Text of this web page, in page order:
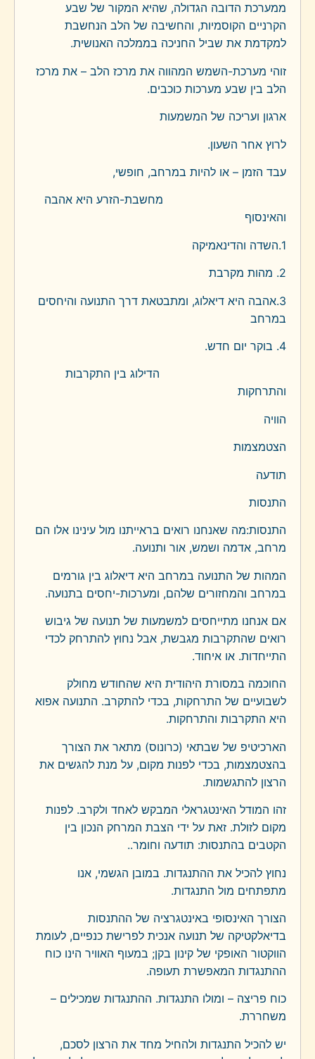
ממערכת הדובה הגדולה, שהיא המקור של שבע
הקרניים הקוסמיות, והחשיבה של הלב הנחשבת
למקדמת את שביל החניכה בממלכה האנושית.
זוהי מערכת-השמש המהווה את מרכז הלב – את מרכז
הלב בין שבע מערכות כוכבים.
ארגון ועריכה של המשמעות
לרוץ אחר השעון.
עבד הזמן – או להיות במרחב, חופשי,
מחשבת-הזרע היא אהבה
והאינסוף
1.השדה והדינאמיקה
2. מהות מקרבת
3.אהבה היא דיאלוג, ומתבטאת דרך התנועה והיחסים
במרחב
4. בוקר יום חדש.
הדילוג בין התקרבות
והתרחקות
הוויה
הצטמצמות
תודעה
התנסות
התנסות:מה שאנחנו רואים בראייתנו מול עינינו אלו הם
מרחב, אדמה ושמש, אור ותנועה.
המהות של התנועה במרחב היא דיאלוג בין גורמים
במרחב והמחזורים שלהם, ומערכות-יחסים בתנועה.
אם אנחנו מתייחסים למשמעות של תנועה של גיבוש
רואים שהתקרבות מגבשת, אבל נחוץ להתרחק לכדי
התייחדות. או איחוד.
החוכמה במסורת היהודית היא שהחודש מחולק
לשבועיים של התרחקות, בכדי להתקרב. התנועה אפוא
היא התקרבות והתרחקות.
הארכיטיפ של שבתאי (כרונוס) מתאר את הצורך
בהצטמצמות, בכדי לפנות מקום, על מנת להגשים את
הרצון להתגשמות.
זהו המודל האינטגראלי המבקש לאחד ולקרב. לפנות
מקום לזולת. זאת על ידי הצבת המרחק הנכון בין
הקטבים בהתנסות: תודעה וחומר..
נחוץ להכיל את ההתנגדות. במובן הגשמי, אנו
מתפתחים מול התנגדות.
הצורך האינסופי באינטגרציה של ההתנסות
בדיאלקטיקה של תנועה אנכית לפרישת כנפיים, לעומת
הווקטור האופקי של קינון בקן; במעוף האוויר הינו כוח
ההתנגדות המאפשרת תעופה.
כוח פריצה – ומולו התנגדות. ההתנגדות שמכילים –
משחררת.
יש להכיל התנגדות ולהחיל מחד את הרצון לסכם,